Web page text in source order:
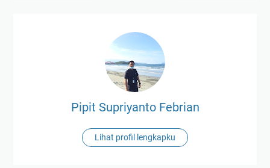
Pipit Supriyanto Febrian
Lihat profil lengkapku